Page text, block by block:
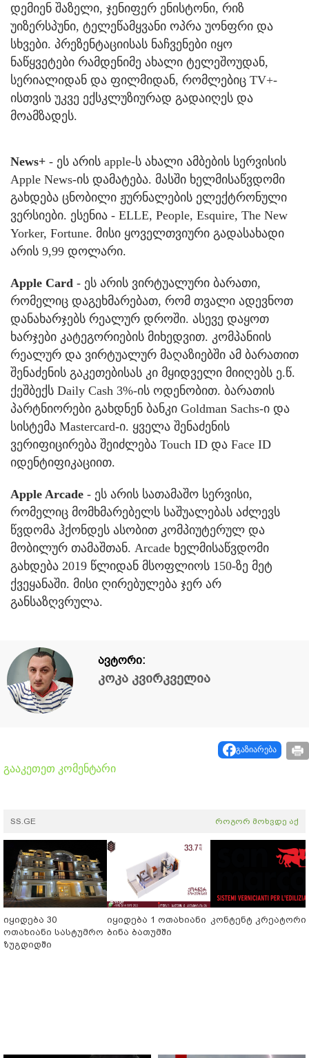
დემიენ შაზელი, ჯენიფერ ენისტონი, რიზ
უიზერსპუნი, ტელეწამყვანი ოპრა უონფრი და
სხვები. პრეზენტაციისას ნაჩვენები იყო
ნაწყვეტები რამდენიმე ახალი ტელეშოუდან,
სერიალიდან და ფილმიდან, რომლებიც TV+-
ისთვის უკვე ექსკლუზიურად გადაიღეს და
მოამზადეს.
News+ - ეს არის apple-ს ახალი ამბების სერვისის
Apple News-ის დამატება. მასში ხელმისაწვდომი
გახდება ცნობილი ჟურნალების ელექტრონული
ვერსიები. ესენია - ELLE, People, Esquire, The New
Yorker, Fortune. მისი ყოველთვიური გადასახადი
არის 9,99 დოლარი.
Apple Сard - ეს არის ვირტუალური ბარათი,
რომელიც დაგეხმარებათ, რომ თვალი ადევნოთ
დანახარჯებს რეალურ დროში. ასევე დაყოთ
ხარჯები კატეგორიების მიხედვით. კომპანიის
რეალურ და ვირტუალურ მაღაზიებში ამ ბარათით
შენაძენის გაკეთებისას კი მყიდველი მიიღებს ე.წ.
ქეშბექს Daily Cash 3%-ის ოდენობით. ბარათის
პარტნიორები გახდნენ ბანკი Goldman Sachs-ი და
სისტემა Mastercard-ი. ყველა შენაძენის
ვერიფიცირება შეიძლება Touch ID და Face ID
იდენტიფიკაციით.
Apple Arcade - ეს არის სათამაშო სერვისი,
რომელიც მომხმარებელს საშუალებას აძლევს
წვდომა ჰქონდეს ასობით კომპიუტერულ და
მობილურ თამაშთან. Arcade ხელმისაწვდომი
გახდება 2019 წლიდან მსოფლიოს 150-ზე მეტ
ქვეყანაში. მისი ღირებულება ჯერ არ
განსაზღვრულა.
ავტორი:
კოკა კვირკველია
გაზიარება
გააკეთეთ კომენტარი
SS.GE როგორ მოხვდე აქ
იყიდება 30
ოთახიანი სასტუმრო
ზუგდიდში
იყიდება 1 ოთახიანი
ბინა ბათუმში
კონტენტ კრეატორი